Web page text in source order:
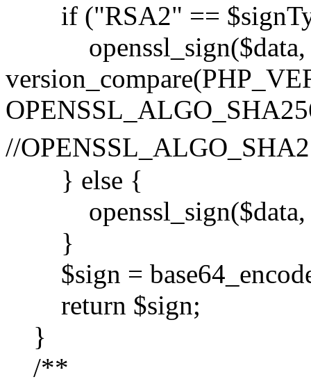
if ("RSA2" ==
openssl_sign($data,
//
} else {
openssl_sign($data,
}
$sign =
return $sign;
}
/**